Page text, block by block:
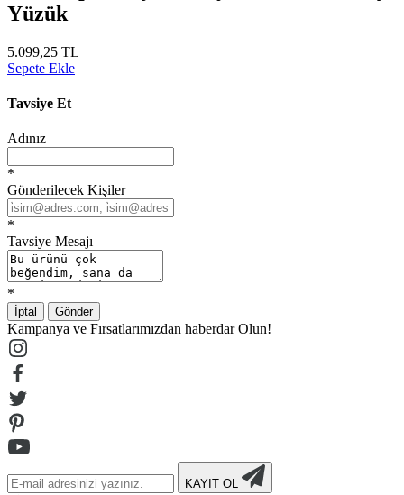
Yüzük
5.099,25 TL
Sepete Ekle
Tavsiye Et
Adınız
*
Gönderilecek Kişiler
*
Tavsiye Mesajı
*
İptal Gönder
Kampanya ve Fırsatlarımızdan haberdar Olun!
KAYIT OL